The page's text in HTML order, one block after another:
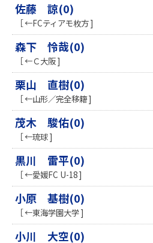
佐藤 諒(0)
［ ←FCティアモ枚方 ]
森下 怜哉(0)
［ ←Ｃ大阪 ]
栗山 直樹(0)
［ ←山形／完全移籍 ]
茂木 駿佑(0)
［ ←琉球 ]
黒川 雷平(0)
［ ←愛媛FC U-18 ]
小原 基樹(0)
［ ←東海学園大学 ]
小川 大空(0)